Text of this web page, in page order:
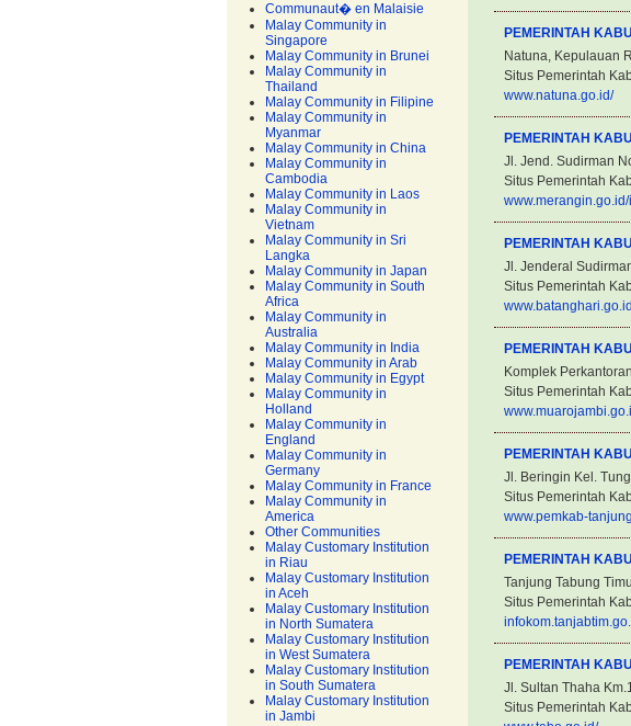
Communaut� en Malaisie
Malay Community in
Singapore
Malay Community in Brunei
Malay Community in
Thailand
Malay Community in Filipine
Malay Community in
Myanmar
Malay Community in China
Malay Community in
Cambodia
Malay Community in Laos
Malay Community in
Vietnam
Malay Community in Sri
Langka
Malay Community in Japan
Malay Community in South
Africa
Malay Community in
Australia
Malay Community in India
Malay Community in Arab
Malay Community in Egypt
Malay Community in
Holland
Malay Community in
England
Malay Community in
Germany
Malay Community in France
Malay Community in
America
Other Communities
Malay Customary Institution
in Riau
Malay Customary Institution
in Aceh
Malay Customary Institution
in North Sumatera
Malay Customary Institution
in West Sumatera
Malay Customary Institution
in South Sumatera
Malay Customary Institution
in Jambi
PEMERINTAH
Natuna, Kepulauan
Situs Pemerintah
www.natuna.go.id/
PEMERINTAH
Jl. Jend. Sudirman
Situs Pemerintah
PEMERINTAH
Jl. Jenderal
Situs Pemerintah
PEMERINTAH
Komplek
Situs Pemerintah
PEMERINTAH
Jl. Beringin Kel.
Situs Pemerintah
www.pemkab-
PEMERINTAH
Tanjung Tabung
Situs Pemerintah
PEMERINTAH
Jl. Sultan Thaha
Situs Pemerintah